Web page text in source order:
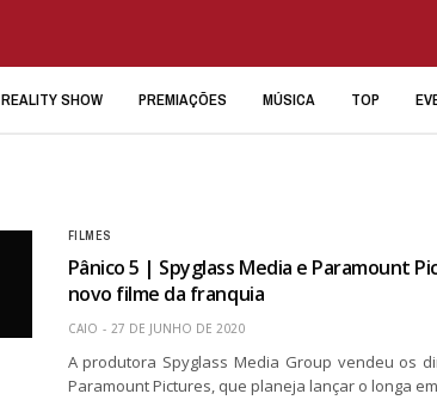
REALITY SHOW PREMIAÇÕES MÚSICA TOP
FILMES
Pânico 5 | Spyglass Media e Paramount
novo filme da franquia
CAIO 27 DE JUNHO DE 2020
A produtora Spyglass Media Group vendeu os
Paramount Pictures, que planeja lançar o longa